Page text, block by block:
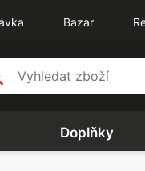
Bazar
Doplňky